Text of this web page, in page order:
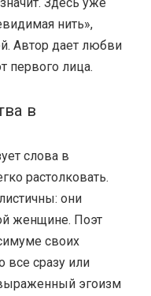
нить»,
Автор дает любви
первого лица.
в
слова в
растолковать.
они
женщине. Поэт
своих
сразу или
эгоизм